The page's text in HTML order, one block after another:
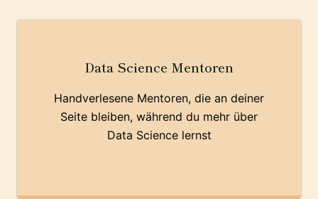
Data Science Mentoren
Handverlesene Mentoren, die an deiner
Seite bleiben, während du mehr über
Data Science lernst